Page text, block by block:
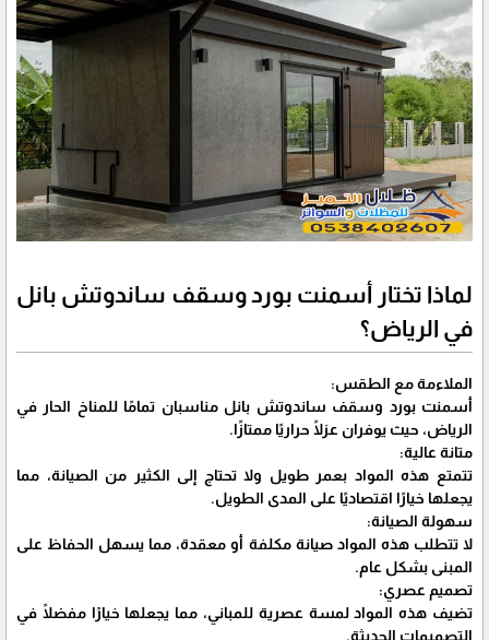
لماذا تختار أسمنت بورد وسقف ساندوتش بانل
في الرياض؟
الملاءمة مع الطقس:
أسمنت بورد وسقف ساندوتش بانل مناسبان تمامًا للمناخ الحار في
الرياض، حيث يوفران عزلًا حراريًا ممتازًا.
متانة عالية:
تتمتع هذه المواد بعمر طويل ولا تحتاج إلى الكثير من الصيانة، مما
يجعلها خيارًا اقتصاديًا على المدى الطويل.
سهولة الصيانة:
لا تتطلب هذه المواد صيانة مكلفة أو معقدة، مما يسهل الحفاظ على
المبنى بشكل عام.
تصميم عصري:
تضيف هذه المواد لمسة عصرية للمباني، مما يجعلها خيارًا مفضلًا في
التصميمات الحديثة.